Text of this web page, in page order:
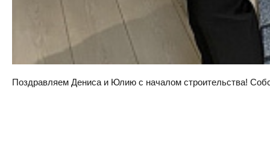
Поздравляем Дениса и Юлию с началом строительства!